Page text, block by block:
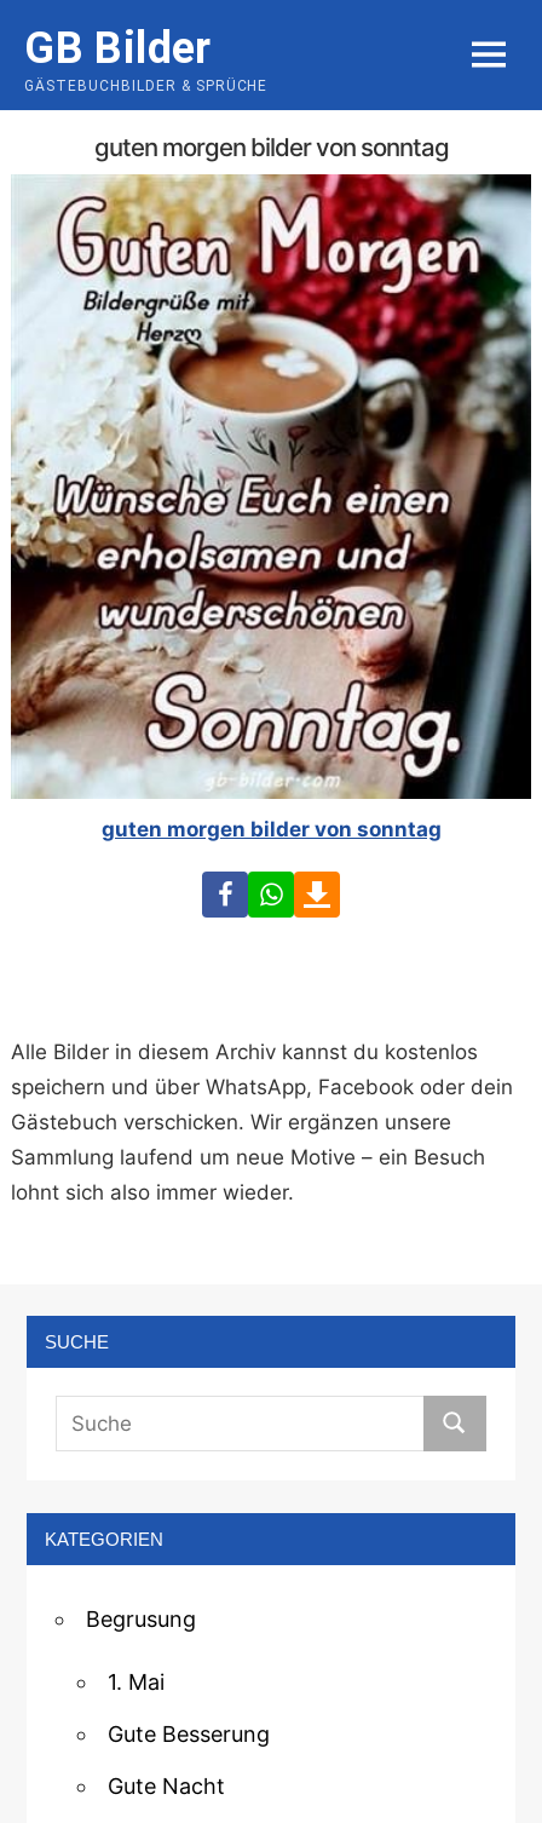
content
GB Bilder
GÄSTEBUCHBILDER & SPRÜCHE
MENU
guten morgen bilder von sonntag
guten morgen bilder von sonntag
FacebookWhatsApp
Alle Bilder in diesem Archiv kannst du kostenlos
speichern und über WhatsApp, Facebook oder dein
Gästebuch verschicken. Wir ergänzen unsere
Sammlung laufend um neue Motive – ein Besuch
lohnt sich also immer wieder.
SUCHE
KATEGORIEN
Begrusung
1. Mai
Gute Besserung
Gute Nacht